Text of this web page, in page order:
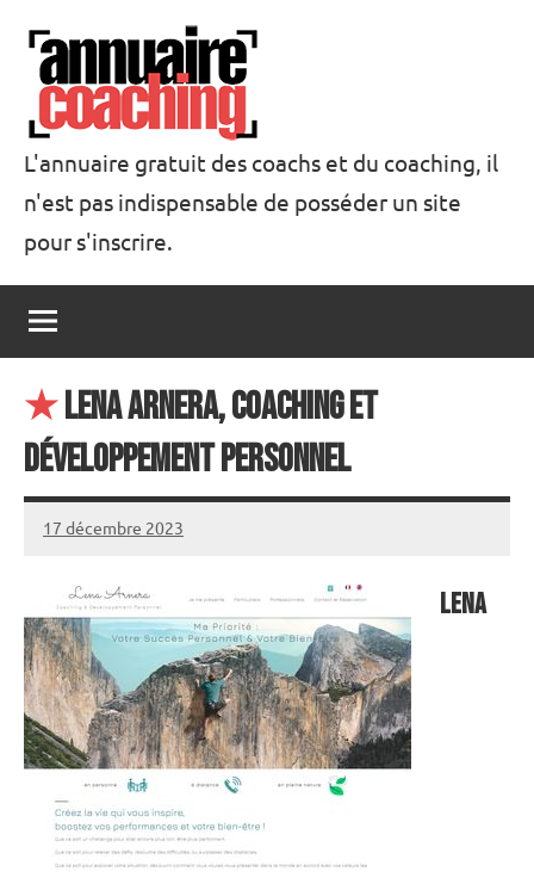
contenu
Annuaire
Coaching
L'annuaire gratuit des coachs et du coaching, il
n'est pas indispensable de posséder un site
pour s'inscrire.
★Lena Arnera, Coaching et
Développement Personnel
17 décembre 2023
annuairecoaching
Lena